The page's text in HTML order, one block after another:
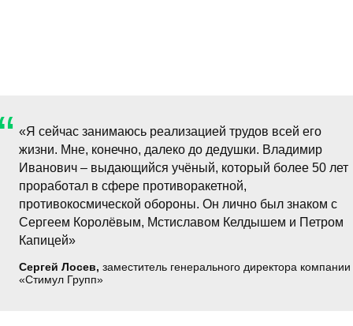
«Я сейчас занимаюсь реализацией трудов всей его
жизни. Мне, конечно, далеко до дедушки. Владимир
Иванович – выдающийся учёный, который более 50 лет
проработал в сфере противоракетной,
противокосмической обороны. Он лично был знаком с
Сергеем Королёвым, Мстиславом Келдышем и Петром
Капицей»
Сергей Лосев, заместитель генерального директора компании
«Стимул Групп»